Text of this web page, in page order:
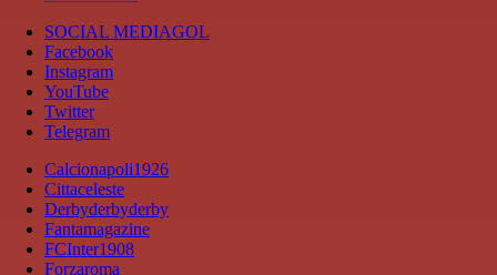
SOCIAL MEDIAGOL
Facebook
Instagram
YouTube
Twitter
Telegram
Calcionapoli1926
Cittaceleste
Derbyderbyderby
Fantamagazine
FCInter1908
Forzaroma